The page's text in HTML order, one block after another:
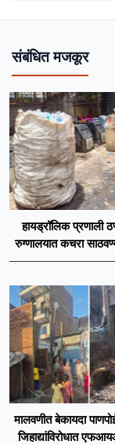
संबंधित मजकूर
हायड्रॉलिक प्रणाली
रुग्णालयात कचरा
मालवणीत बेकायदा
जिहाद्यांविरोधात